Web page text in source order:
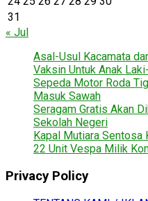
31
« Jul
Asal-Usul Kacamata
Vaksin Untuk Anak
Sepeda Motor Roda
Masuk Sawah
Seragam Gratis Akan
Sekolah Negeri
Kapal Mutiara Sentosa
22 Unit Vespa Milik
Privacy Policy